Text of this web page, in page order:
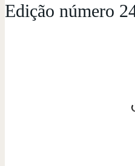
Edição número